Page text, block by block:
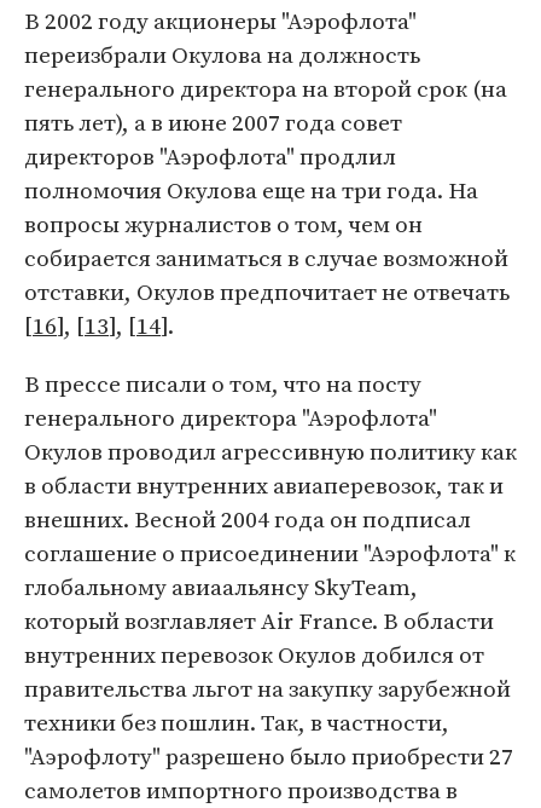
В 2002 году акционеры "Аэрофлота"
переизбрали Окулова на должность
генерального директора на второй срок (на
пять лет), а в июне 2007 года совет
директоров "Аэрофлота" продлил
полномочия Окулова еще на три года. На
вопросы журналистов о том, чем он
собирается заниматься в случае возможной
отставки, Окулов предпочитает не отвечать
[16], [13], [14].
В прессе писали о том, что на посту
генерального директора "Аэрофлота"
Окулов проводил агрессивную политику как
в области внутренних авиаперевозок, так и
внешних. Весной 2004 года он подписал
соглашение о присоединении "Аэрофлота" к
глобальному авиаальянсу SkyTeam,
который возглавляет Air France. В области
внутренних перевозок Окулов добился от
правительства льгот на закупку зарубежной
техники без пошлин. Так, в частности,
"Аэрофлоту" разрешено было приобрести 27
самолетов импортного производства в